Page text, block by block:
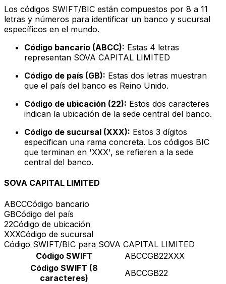
Los códigos SWIFT/BIC están compuestos por 8 a 11
letras y números para identificar un banco y sucursal
específicos en el mundo.
Código bancario (ABCC): Estas 4 letras
representan SOVA CAPITAL LIMITED
Código de país (GB): Estas dos letras muestran
que el país del banco es Reino Unido.
Código de ubicación (22): Estos dos caracteres
indican la ubicación de la sede central del banco.
Código de sucursal (XXX): Estos 3 dígitos
especifican una rama concreta. Los códigos BIC
que terminan en 'XXX', se refieren a la sede
central del banco.
SOVA CAPITAL LIMITED
ABCCCódigo bancario
GBCódigo del país
22Código de ubicación
XXXCódigo de sucursal
Código SWIFT/BIC para SOVA CAPITAL LIMITED
Código SWIFT
ABCCGB22XXX
Código SWIFT (8
caracteres)
ABCCGB22